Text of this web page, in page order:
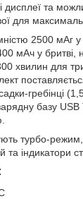
дисплеї та
для
2500 мАг
мАч у бритві,
хвилин для
гребінці
базу
турбо-
індикатори